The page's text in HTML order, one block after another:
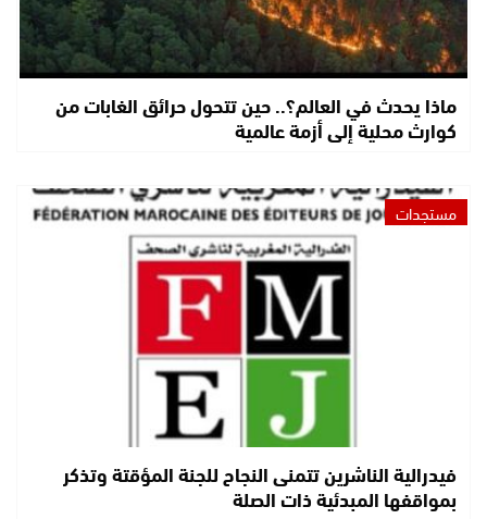
ماذا يحدث في العالم؟.. حين تتحول حرائق الغابات من
كوارث محلية إلى أزمة عالمية
مستجدات
فيدرالية الناشرين تتمنى النجاح للجنة المؤقتة وتذكر
بمواقفها المبدئية ذات الصلة